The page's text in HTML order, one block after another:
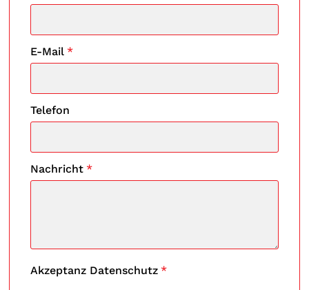
E-Mail *
Telefon
Nachricht *
Akzeptanz Datenschutz *